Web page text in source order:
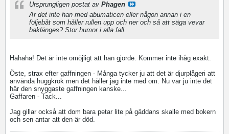
Ursprungligen postat av Phagen
Är det inte han med abumaticen eller någon annan i en
följebåt som håller rullen upp och ner och så att säga vevar
baklänges? Stor humor i alla fall.
Hahaha! Det är inte omöjligt att han gjorde. Kommer inte ihåg exakt.
Öste, strax efter gaffningen - Många tycker ju att det är djurplågeri att
använda huggkrok men det håller jag inte med om. Nu var ju inte det
här den snyggaste gaffningen kanske...
Gaffaren - Tack...
Jag gillar också att dom bara petar lite på gäddans skalle med bokern
och sen antar att den är död.